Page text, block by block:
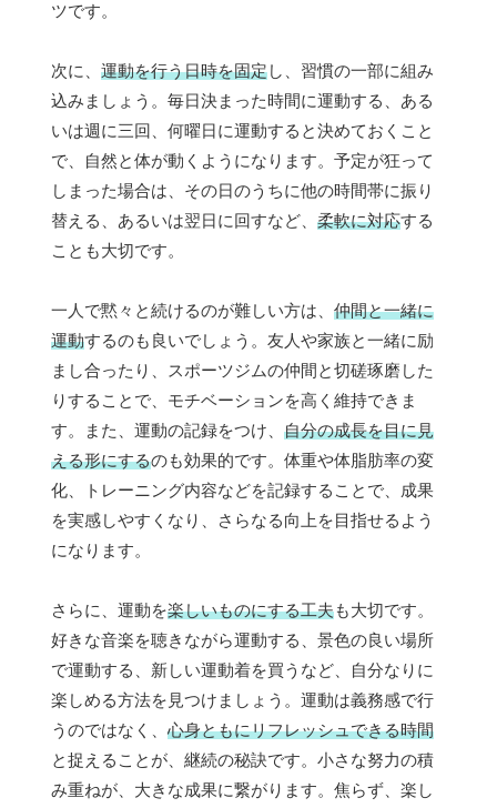
ツです。
次に、 運動を行う日時を固定し、習慣の一部に組み
込みましょう。毎日決まった時間に運動する、ある
いは週に三回、何曜日に運動すると決めておくこと
で、自然と体が動くようになります。予定が狂って
しまった場合は、その日のうちに他の時間帯に振り
替える、あるいは翌日に回すなど、 柔軟に対応する
ことも大切です。
一人で黙々と続けるのが難しい方は、 仲間と一緒に
運動するのも良いでしょう。友人や家族と一緒に励
まし合ったり、スポーツジムの仲間と切磋琢磨した
りすることで、モチベーションを高く維持できま
す。また、運動の記録をつけ、 自分の成長を目に見
える形にするのも効果的です。体重や体脂肪率の変
化、トレーニング内容などを記録することで、成果
を実感しやすくなり、さらなる向上を目指せるよう
になります。
さらに、運動を楽しいものにする工夫も大切です。
好きな音楽を聴きながら運動する、景色の良い場所
で運動する、新しい運動着を買うなど、自分なりに
楽しめる方法を見つけましょう。運動は義務感で行
うのではなく、 心身ともにリフレッシュできる時間
と捉えることが、継続の秘訣です。小さな努力の積
み重ねが、大きな成果に繋がります。焦らず、楽し